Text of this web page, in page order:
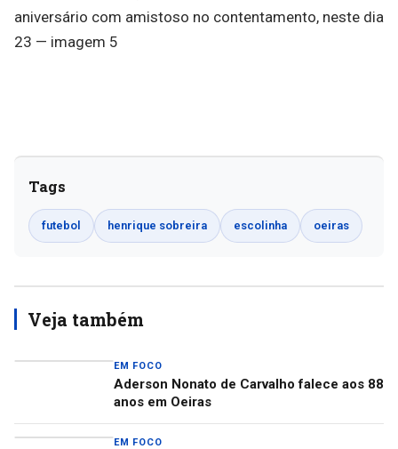
Tags
futebol henrique sobreira escolinha oeiras
Veja também
EM FOCO
Aderson Nonato de Carvalho falece aos 88
anos em Oeiras
EM FOCO